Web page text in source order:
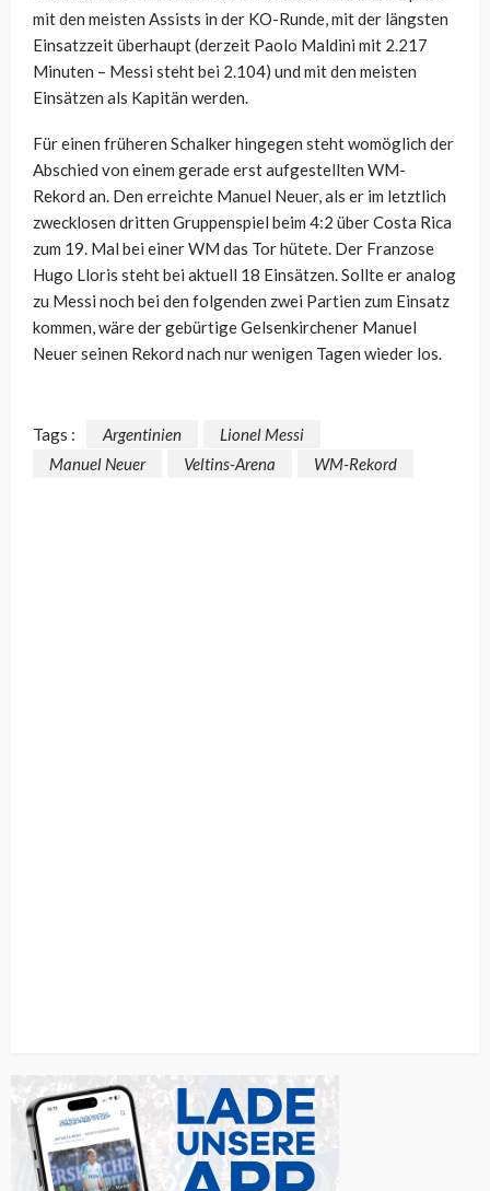
mit den meisten Assists in der KO-Runde, mit der längsten
Einsatzzeit überhaupt (derzeit Paolo Maldini mit 2.217
Minuten – Messi steht bei 2.104) und mit den meisten
Einsätzen als Kapitän werden.
Für einen früheren Schalker hingegen steht womöglich der
Abschied von einem gerade erst aufgestellten WM-
Rekord an. Den erreichte Manuel Neuer, als er im letztlich
zwecklosen dritten Gruppenspiel beim 4:2 über Costa Rica
zum 19. Mal bei einer WM das Tor hütete. Der Franzose
Hugo Lloris steht bei aktuell 18 Einsätzen. Sollte er analog
zu Messi noch bei den folgenden zwei Partien zum Einsatz
kommen, wäre der gebürtige Gelsenkirchener Manuel
Neuer seinen Rekord nach nur wenigen Tagen wieder los.
Tags : Argentinien
Lionel Messi
Manuel Neuer
Veltins-Arena WM-Rekord